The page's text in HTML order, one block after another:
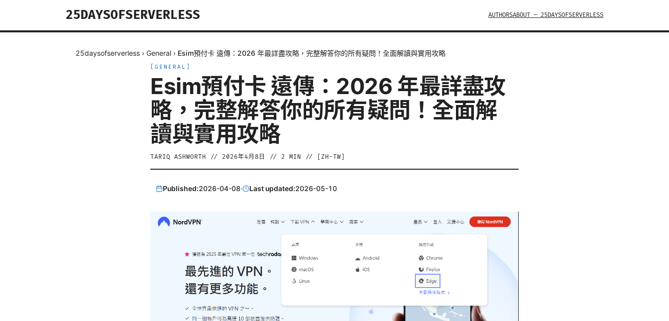
25DAYSOFSERVERLESS AUTHORSABOUT — 25DAYSOFSERVERLESS
25daysofserverless › General › Esim預付卡 遠傳：2026 年最詳盡攻略，完整解答你的所有疑問！全面解讀與實用攻略
GENERAL
Esim預付卡 遠傳：2026 年最詳盡攻
略，完整解答你的所有疑問！全面解
讀與實用攻略
TARIQ ASHWORTH // 2026年4月8日 // 2 MIN // [ ZH-TW
Published:2026-04-08· Last updated:2026-05-10